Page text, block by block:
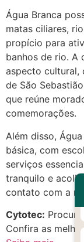
Água Branca
matas ciliares,
propício para
banhos de rio. A
aspecto cultural,
de São
que reúne
comemorações.
Além disso,
básica, com
serviços
tranquilo e
contato com a
Cytotec:
Confira as